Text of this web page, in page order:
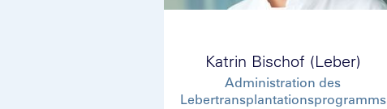
Katrin Bischof (Leber)
Administration des
Lebertransplantationsprogramms